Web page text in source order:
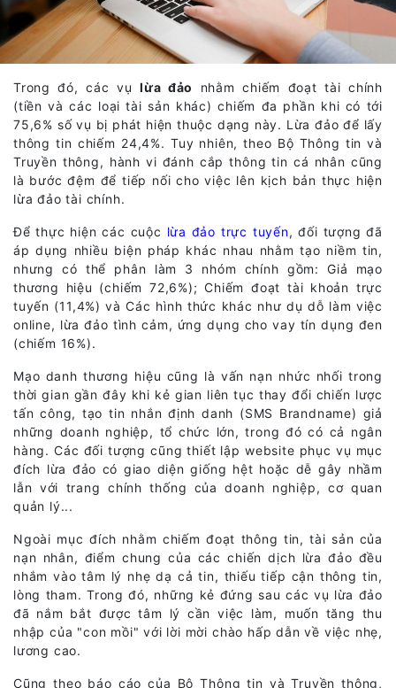
Trong đó, các vụ lừa đảo
nhằm chiếm đoạt tài chính
(tiền và các loại tài sản khác) chiếm đa phần khi có tới
75,6% số vụ bị phát hiện thuộc dạng này. Lừa đảo để lấy
thông tin chiếm 24,4%. Tuy nhiên, theo Bộ Thông tin và
Truyền thông, hành vi đánh cắp thông tin cá nhân cũng
là bước đệm để tiếp nối cho việc lên kịch bản thực hiện
lừa đảo tài chính.
Để thực hiện các cuộc lừa đảo trực tuyến, đối tượng đã
áp dụng nhiều biện pháp khác nhau nhằm tạo niềm tin,
nhưng có thể phân làm 3 nhóm chính gồm: Giả mạo
thương hiệu (chiếm 72,6%); Chiếm đoạt tài khoản trực
tuyến (11,4%) và Các hình thức khác như dụ dỗ làm việc
online, lừa đảo tình cảm, ứng dụng cho vay tín dụng đen
(chiếm 16%).
Mạo danh thương hiệu cũng là vấn nạn nhức nhối trong
thời gian gần đây khi kẻ gian liên tục thay đổi chiến lược
tấn công, tạo tin nhắn định danh (SMS Brandname) giả
những doanh nghiệp, tổ chức lớn, trong đó có cả ngân
hàng. Các đối tượng cũng thiết lập website phục vụ mục
đích lừa đảo có giao diện giống hệt hoặc dễ gây nhầm
lẫn với trang chính thống của doanh nghiệp, cơ quan
quản lý...
Ngoài mục đích nhằm chiếm đoạt thông tin, tài sản của
nạn nhân, điểm chung của các chiến dịch lừa đảo đều
nhắm vào tâm lý nhẹ dạ cả tin, thiếu tiếp cận thông tin,
lòng tham. Trong đó, những kẻ đứng sau các vụ lừa đảo
đã nắm bắt được tâm lý cần việc làm, muốn tăng thu
nhập của "con mồi" với lời mời chào hấp dẫn về việc nhẹ,
lương cao.
Cũng theo báo cáo của Bộ Thông tin và Truyền thông,